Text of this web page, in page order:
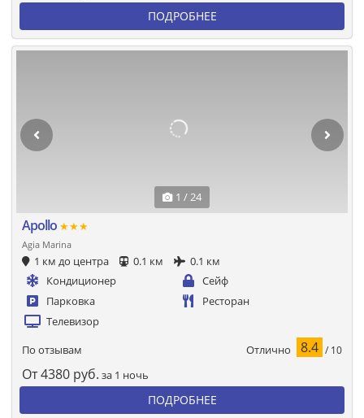
ПОДРОБНЕЕ
1 / 24
Apollo ★★★
Agia Marina
1 км до центра 0.1 км
0.1 км
Кондиционер
Сейф
Парковка
Ресторан
Телевизор
По отзывам Отлично 8.4 / 10
От4380 руб. за 1 ночь
ПОДРОБНЕЕ